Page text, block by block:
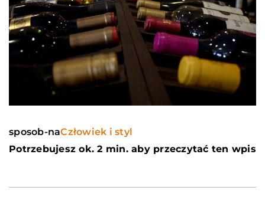
sposob-naCzłowiek i styl
Potrzebujesz ok. 2 min. aby przeczytać ten wpis